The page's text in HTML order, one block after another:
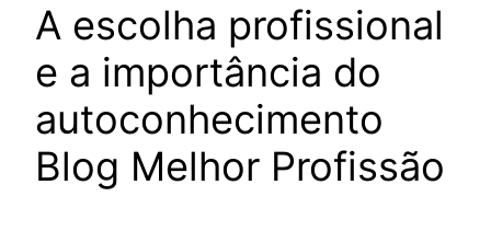
A escolha profissional
e a importância do
autoconhecimento
Blog Melhor Profissão